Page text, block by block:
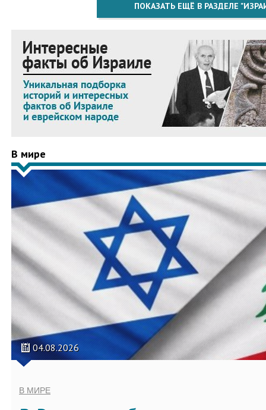
ПОКАЗАТЬ ЕЩЁ В РАЗДЕЛЕ
В мире
04.08.2026
В МИРЕ